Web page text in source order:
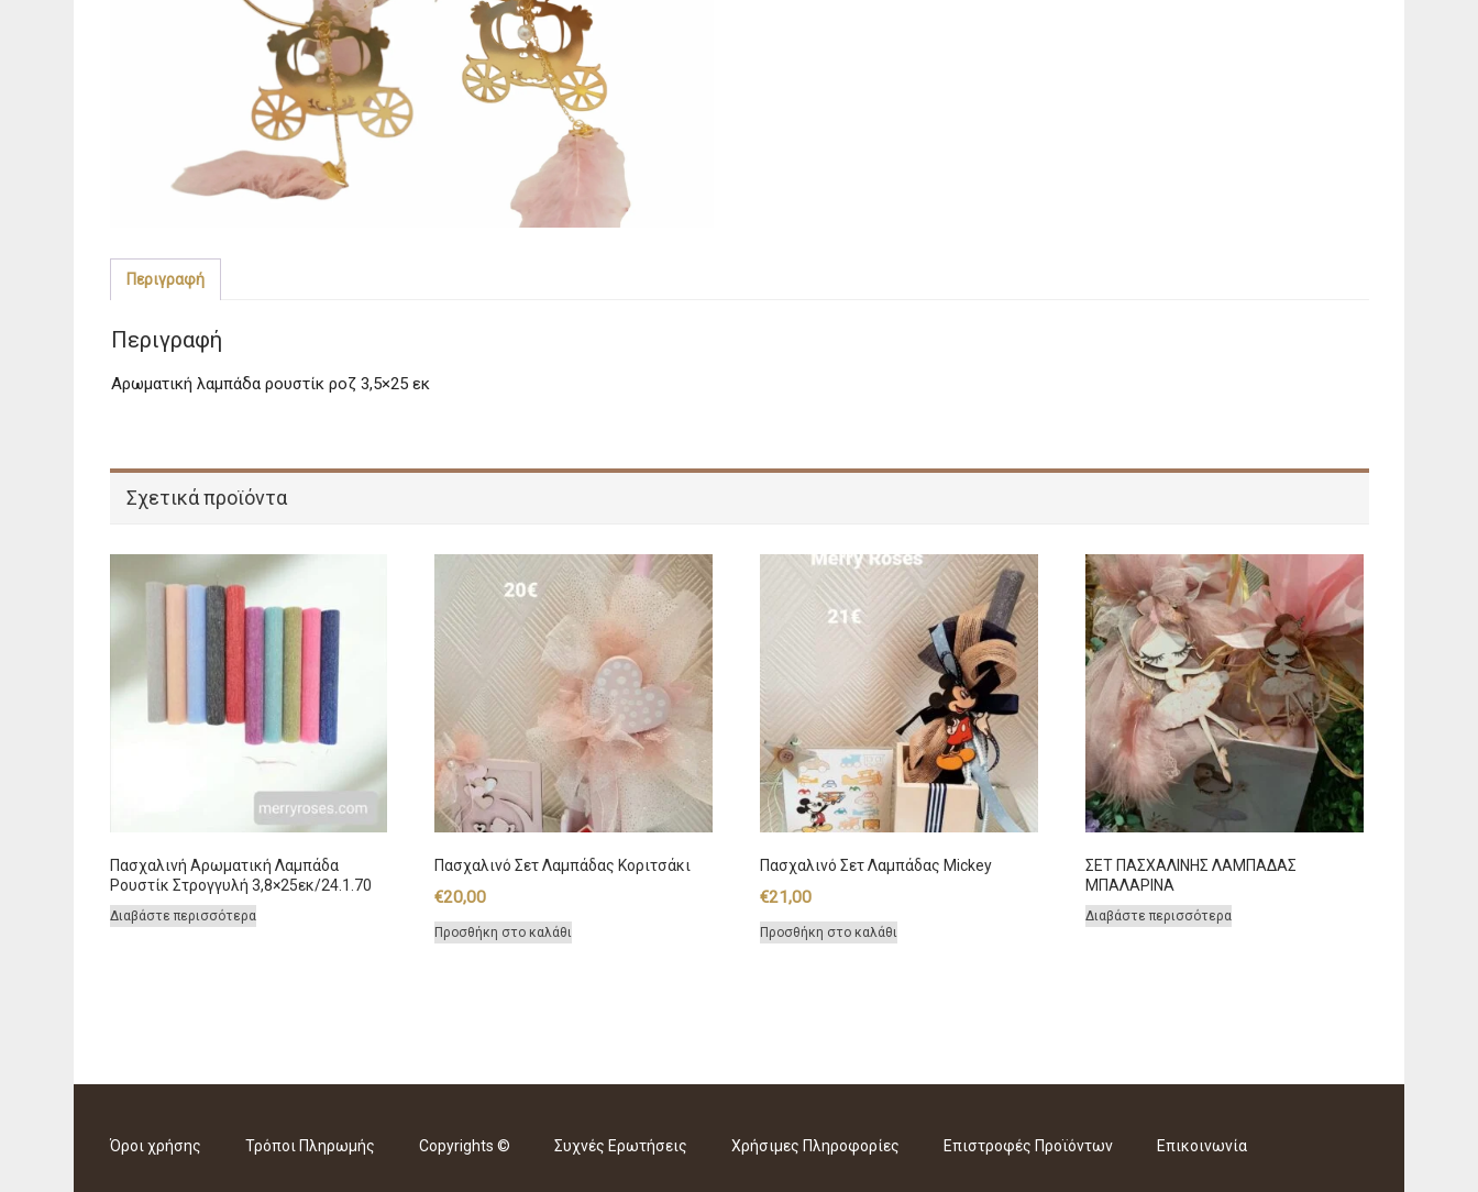
Περιγραφή
Περιγραφή
Αρωματική λαμπάδα ρουστίκ ροζ 3,5×25 εκ
Σχετικά προϊόντα
Πασχαλινή Αρωματική Λαμπάδα
Ρουστίκ Στρογγυλή 3,8×25εκ/24.1.70
Διαβάστε περισσότερα
Πασχαλινό Σετ Λαμπάδας Κοριτσάκι
€20,00
Προσθήκη στο καλάθι
Πασχαλινό Σετ Λαμπάδας Mickey
€21,00
Προσθήκη στο καλάθι
ΣΕΤ ΠΑΣΧΑΛΙΝΗΣ ΛΑΜΠΑΔΑΣ
ΜΠΑΛΑΡΙΝΑ
Διαβάστε περισσότερα
Όροι χρήσης Τρόποι Πληρωμής Copyrights © Συχνές Ερωτήσεις Χρήσιμες Πληροφορίες Επιστροφές Προϊόντων Επικοινωνία